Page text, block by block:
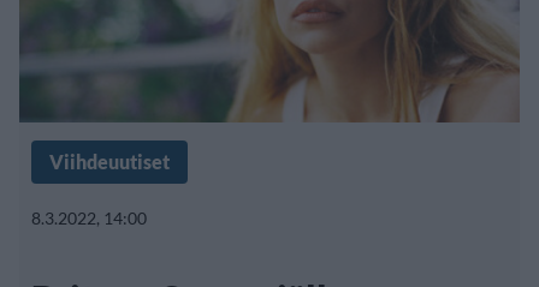
Viihdeuutiset
8.3.2022, 14:00